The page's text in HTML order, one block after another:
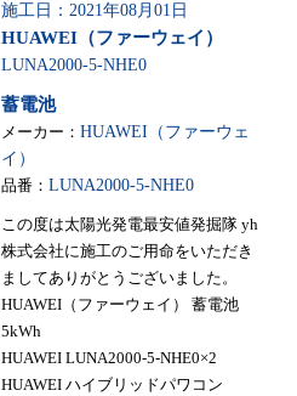
施工日：2021年08月01日
HUAWEI（ファーウェイ）
LUNA2000-5-NHE0
蓄電池
メーカー： HUAWEI（ファーウェ
イ）
品番： LUNA2000-5-NHE0
この度は太陽光発電最安値発掘隊 yh
株式会社に施工のご用命をいただき
ましてありがとうございました。
HUAWEI（ファーウェイ） 蓄電池
5kWh
HUAWEI LUNA2000-5-NHE0×2
HUAWEI ハイブリッドパワコン